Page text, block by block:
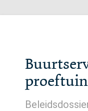
proeftuin